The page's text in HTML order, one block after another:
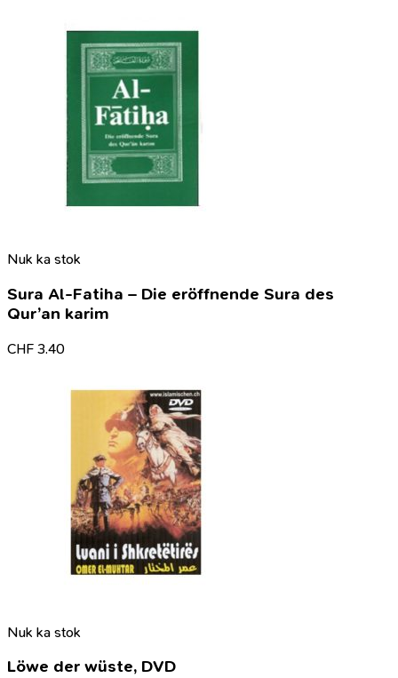
Nuk ka stok
Sura Al-Fatiha – Die eröffnende Sura des
Qur’an karim
CHF 3.40
Nuk ka stok
Löwe der wüste, DVD